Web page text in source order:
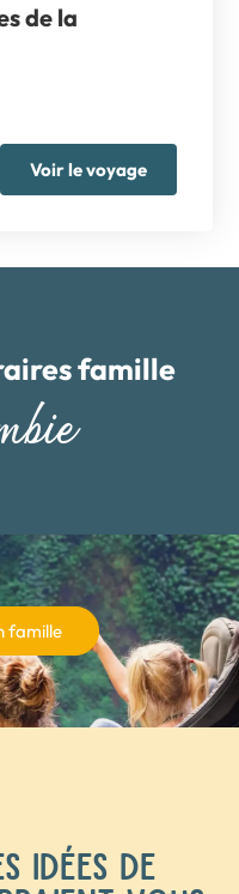
de la
Voir le voyage
famille
famille
IDÉES DE